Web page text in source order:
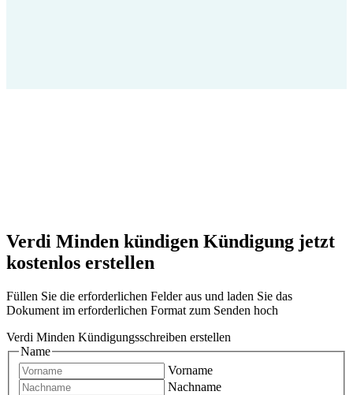
Verdi Minden kündigen Kündigung jetzt
kostenlos erstellen
Füllen Sie die erforderlichen Felder aus und laden Sie das
Dokument im erforderlichen Format zum Senden hoch
Verdi Minden Kündigungsschreiben erstellen
Name
Vorname
Nachname